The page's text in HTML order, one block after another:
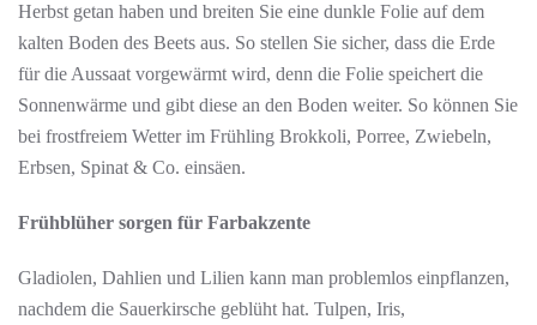
Herbst getan haben und breiten Sie eine dunkle Folie auf dem
kalten Boden des Beets aus. So stellen Sie sicher, dass die Erde
für die Aussaat vorgewärmt wird, denn die Folie speichert die
Sonnenwärme und gibt diese an den Boden weiter. So können Sie
bei frostfreiem Wetter im Frühling Brokkoli, Porree, Zwiebeln,
Erbsen, Spinat & Co. einsäen.
Frühblüher sorgen für Farbakzente
Gladiolen, Dahlien und Lilien kann man problemlos einpflanzen,
nachdem die Sauerkirsche geblüht hat. Tulpen, Iris,